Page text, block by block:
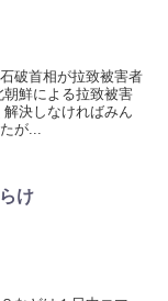
破首相が拉致被害者
鮮による拉致被害
決しなければみん
が...
け